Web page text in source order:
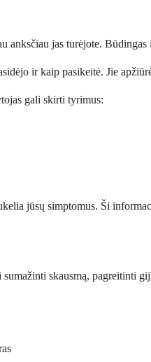
jas turėjote.
ir kaip pasikeitė. Jie
gali skirti tyrimus:
jūsų simptomus. Ši
skausmą,